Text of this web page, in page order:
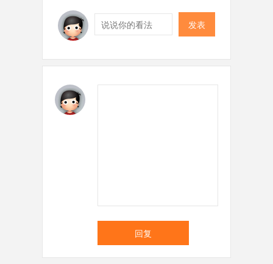
发表
回复